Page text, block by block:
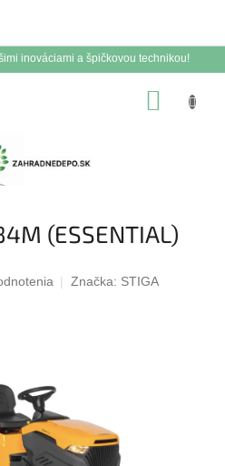
inováciami a špičkovou technikou!
(ESSENTIAL)
Značka: STIGA